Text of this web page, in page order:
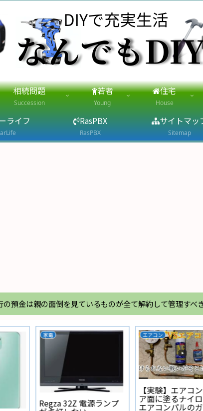
相続問題
Succession
若者
Young
住宅
House
ライフ RasPBX
RasPBX
サイトマッ
Sitemap
預金は親の面倒を見ているものが全て解約して管理すべ
カーライフ
ナビ本体裏 アースポ
イントの作り方 N-BOXのオーディオ周
りのパネルの外し方